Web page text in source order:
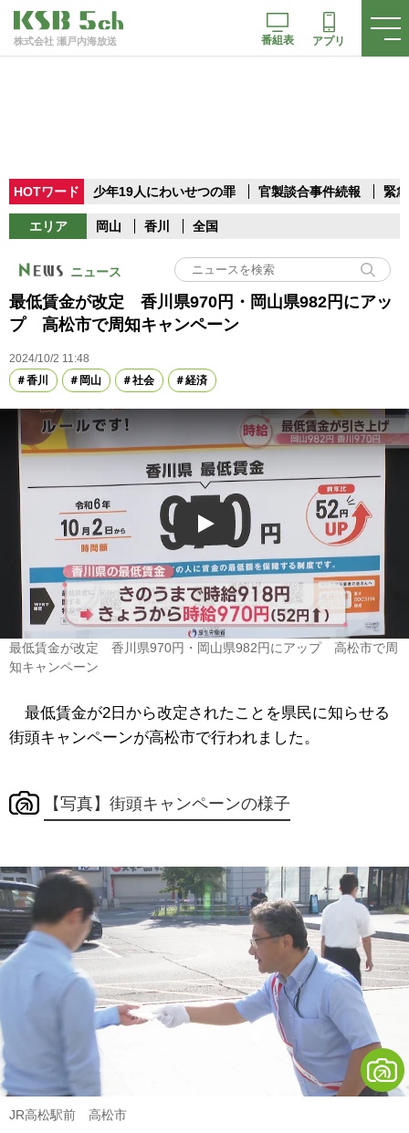
株式会社 瀬戸内海放送 番組表 アプリ
HOTワード 少年19人にわいせつの罪 官製談合事件続報 緊
エリア 岡山 香川 全国
ニュース
最低賃金が改定 香川県970円・岡山県982円にアッ
プ 高松市で周知キャンペーン
2024/10/2 11:48
香川
岡山 社会 経済
Play
最低賃金が改定 香川県970円・岡山県982円にアップ 高松市で周
知キャンペーン
最低賃金が2日から改定されたことを県民に知らせる
街頭キャンペーンが高松市で行われました。
【写真】街頭キャンペーンの様子
JR高松駅前 高松市